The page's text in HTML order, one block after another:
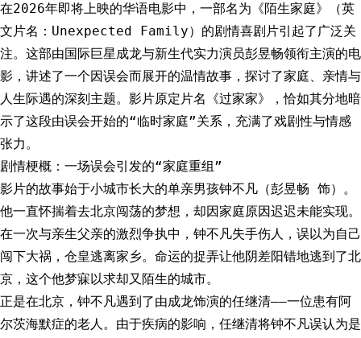
在2026年即将上映的华语电影中，一部名为《陌生家庭》（英
文片名：Unexpected Family）的剧情喜剧片引起了广泛关
注。这部由国际巨星成龙与新生代实力演员彭昱畅领衔主演的电
影，讲述了一个因误会而展开的温情故事，探讨了家庭、亲情与
人生际遇的深刻主题。影片原定片名《过家家》，恰如其分地暗
示了这段由误会开始的“临时家庭”关系，充满了戏剧性与情感
张力。
剧情梗概：一场误会引发的“家庭重组”
影片的故事始于小城市长大的单亲男孩钟不凡（彭昱畅 饰）。
他一直怀揣着去北京闯荡的梦想，却因家庭原因迟迟未能实现。
在一次与亲生父亲的激烈争执中，钟不凡失手伤人，误以为自己
闯下大祸，仓皇逃离家乡。命运的捉弄让他阴差阳错地逃到了北
京，这个他梦寐以求却又陌生的城市。
正是在北京，钟不凡遇到了由成龙饰演的任继清——一位患有阿
尔茨海默症的老人。由于疾病的影响，任继清将钟不凡误认为是